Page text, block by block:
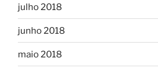
julho 2018
junho 2018
maio 2018